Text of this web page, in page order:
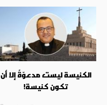
الكنيسة ليست مدعوّةً إلا أن
تكون كنيسة!